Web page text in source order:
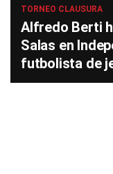
TORNEO CLAUSURA
Alfredo Berti
Salas en
futbolista de